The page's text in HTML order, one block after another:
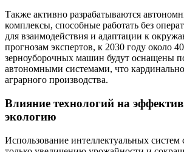
Также активно разрабатываются
комплексы, способные работать без
для взаимодействия и адаптации к
прогнозам экспертов, к 2030 году около
зерноуборочных машин будут оснащены
автономными системами, что
аграрного производства.
Влияние технологий на
экологию
Использование интеллектуальных систем